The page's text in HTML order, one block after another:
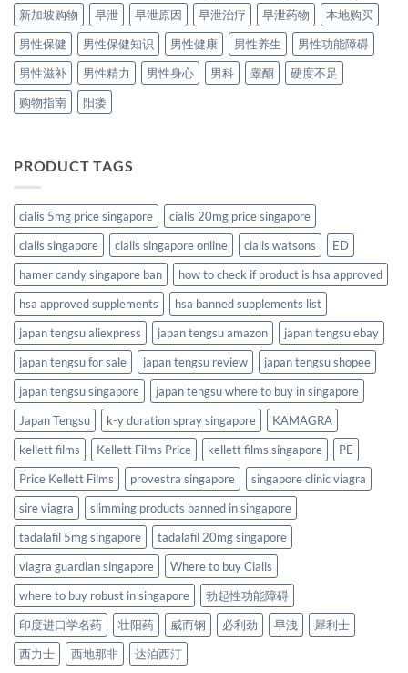
新加坡购物
早泄 早泄原因 早泄治疗 早泄药物
本地购买
男性保健
男性保健知识 男性健康 男性养生
男性功能障碍
男性滋补
男性精力 男性身心 男科 睾酮
硬度不足
购物指南
阳痿
PRODUCT TAGS
cialis 5mg price singapore
cialis 20mg price singapore
cialis singapore
cialis singapore online cialis watsons
ED
hamer candy singapore ban
how to check if product is hsa approved
hsa approved supplements
hsa banned supplements list
japan tengsu aliexpress
japan tengsu amazon
japan tengsu ebay
japan tengsu for sale
japan tengsu review
japan tengsu shopee
japan tengsu singapore
japan tengsu where to buy in singapore
Japan Tengsu
k-y duration spray singapore
KAMAGRA
kellett films
Kellett Films Price kellett films singapore
PE
Price Kellett Films
provestra singapore
singapore clinic viagra
sire viagra
slimming products banned in singapore
tadalafil 5mg singapore
tadalafil 20mg singapore
viagra guardian singapore
Where to buy Cialis
where to buy robust in singapore
勃起性功能障碍
印度进口学名药
壮阳药 威而钢 必利劲 早洩
犀利士
西力士
西地那非 达泊西汀